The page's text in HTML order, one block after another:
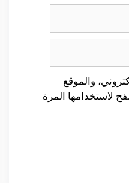
والموقع
لاستخدامها المرة